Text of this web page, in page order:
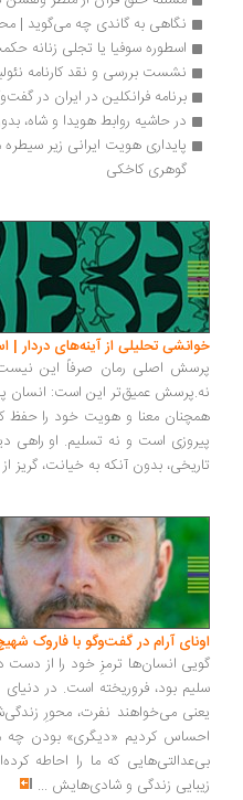
نگاهی به گاندی چه می‌گوید | محسن
اسطوره سوفیا یا تجلی زنانه حکمت الهی در 153
نشست بررسی و نقد کارنامه
برنامه فرانکلین در ایران در گفت‌وگو با
در حاشیه روابط هویدا و شاه، بدون
گوهری کاخکی
تحلیلی از آینه‌های دردار | اسحاق
اصلی رمان صرفاً این نیست که
عمیق‌تر این است: انسان پس از
معنا و هویت خود را حفظ کند؟...
است و نه تسلیم. او راهی دیگر
بدون آنکه به خیانت، گریز از
آرام در گفت‌وگو با فاروک شهیچ‭
انسان‌ها ترمزِ خود را از دست
بود، فروریخته است. در دنیای
می‌خواهند نفرت، محورِ زندگی‌شان
کردیم «دیگری» بودن چه
که ما را احاطه
زندگی و شادی‌هایش...